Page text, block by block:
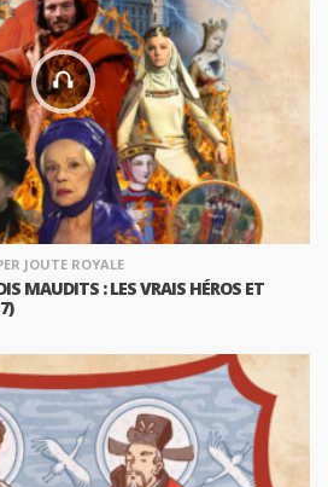
JOUTE ROYALE
MAUDITS : LES VRAIS HÉROS ET